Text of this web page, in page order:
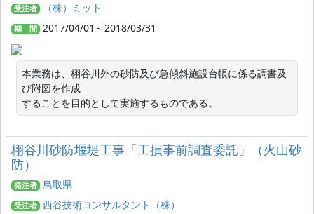
受注者 （株）ミット
期 間 2017/04/01～2018/03/31
本業務は、栩谷川外の砂防及び急傾斜施設台帳に係る調書及
び附図を作成
することを目的として実施するものである。
栩谷川砂防堰堤工事「工損事前調査委託」（火山砂
防）
発注者 鳥取県
受注者 西谷技術コンサルタント（株）